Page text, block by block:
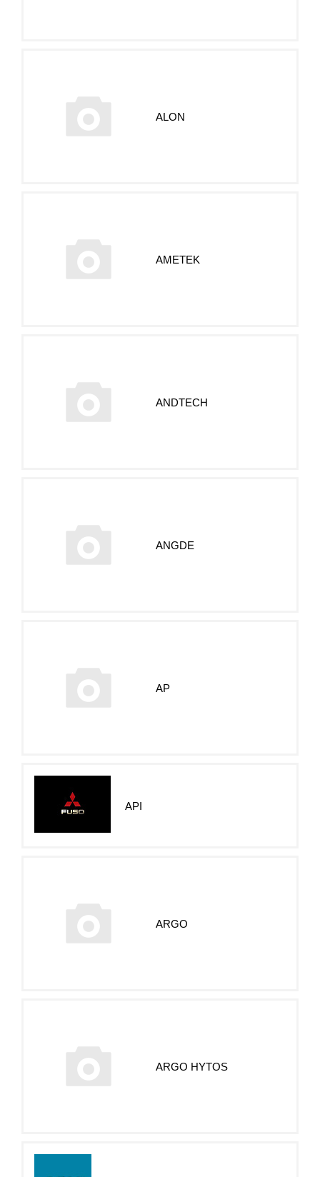
ALON
AMETEK
ANDTECH
ANGDE
AP
API
ARGO
ARGO HYTOS